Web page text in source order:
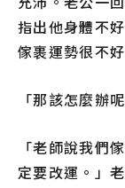
指出他身體不
傢裹運勢很不
「那該怎麼辦
「老師說我們
定要改運。」